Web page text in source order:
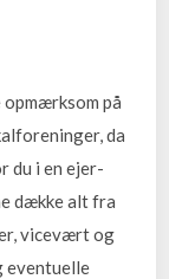
på
da
du i en ejer-
dække alt fra
vicevært og
eventuelle